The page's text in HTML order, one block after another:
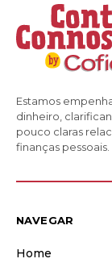
Estamos
dinheiro,
pouco claras
finanças pessoais.
NAVEGAR
Home